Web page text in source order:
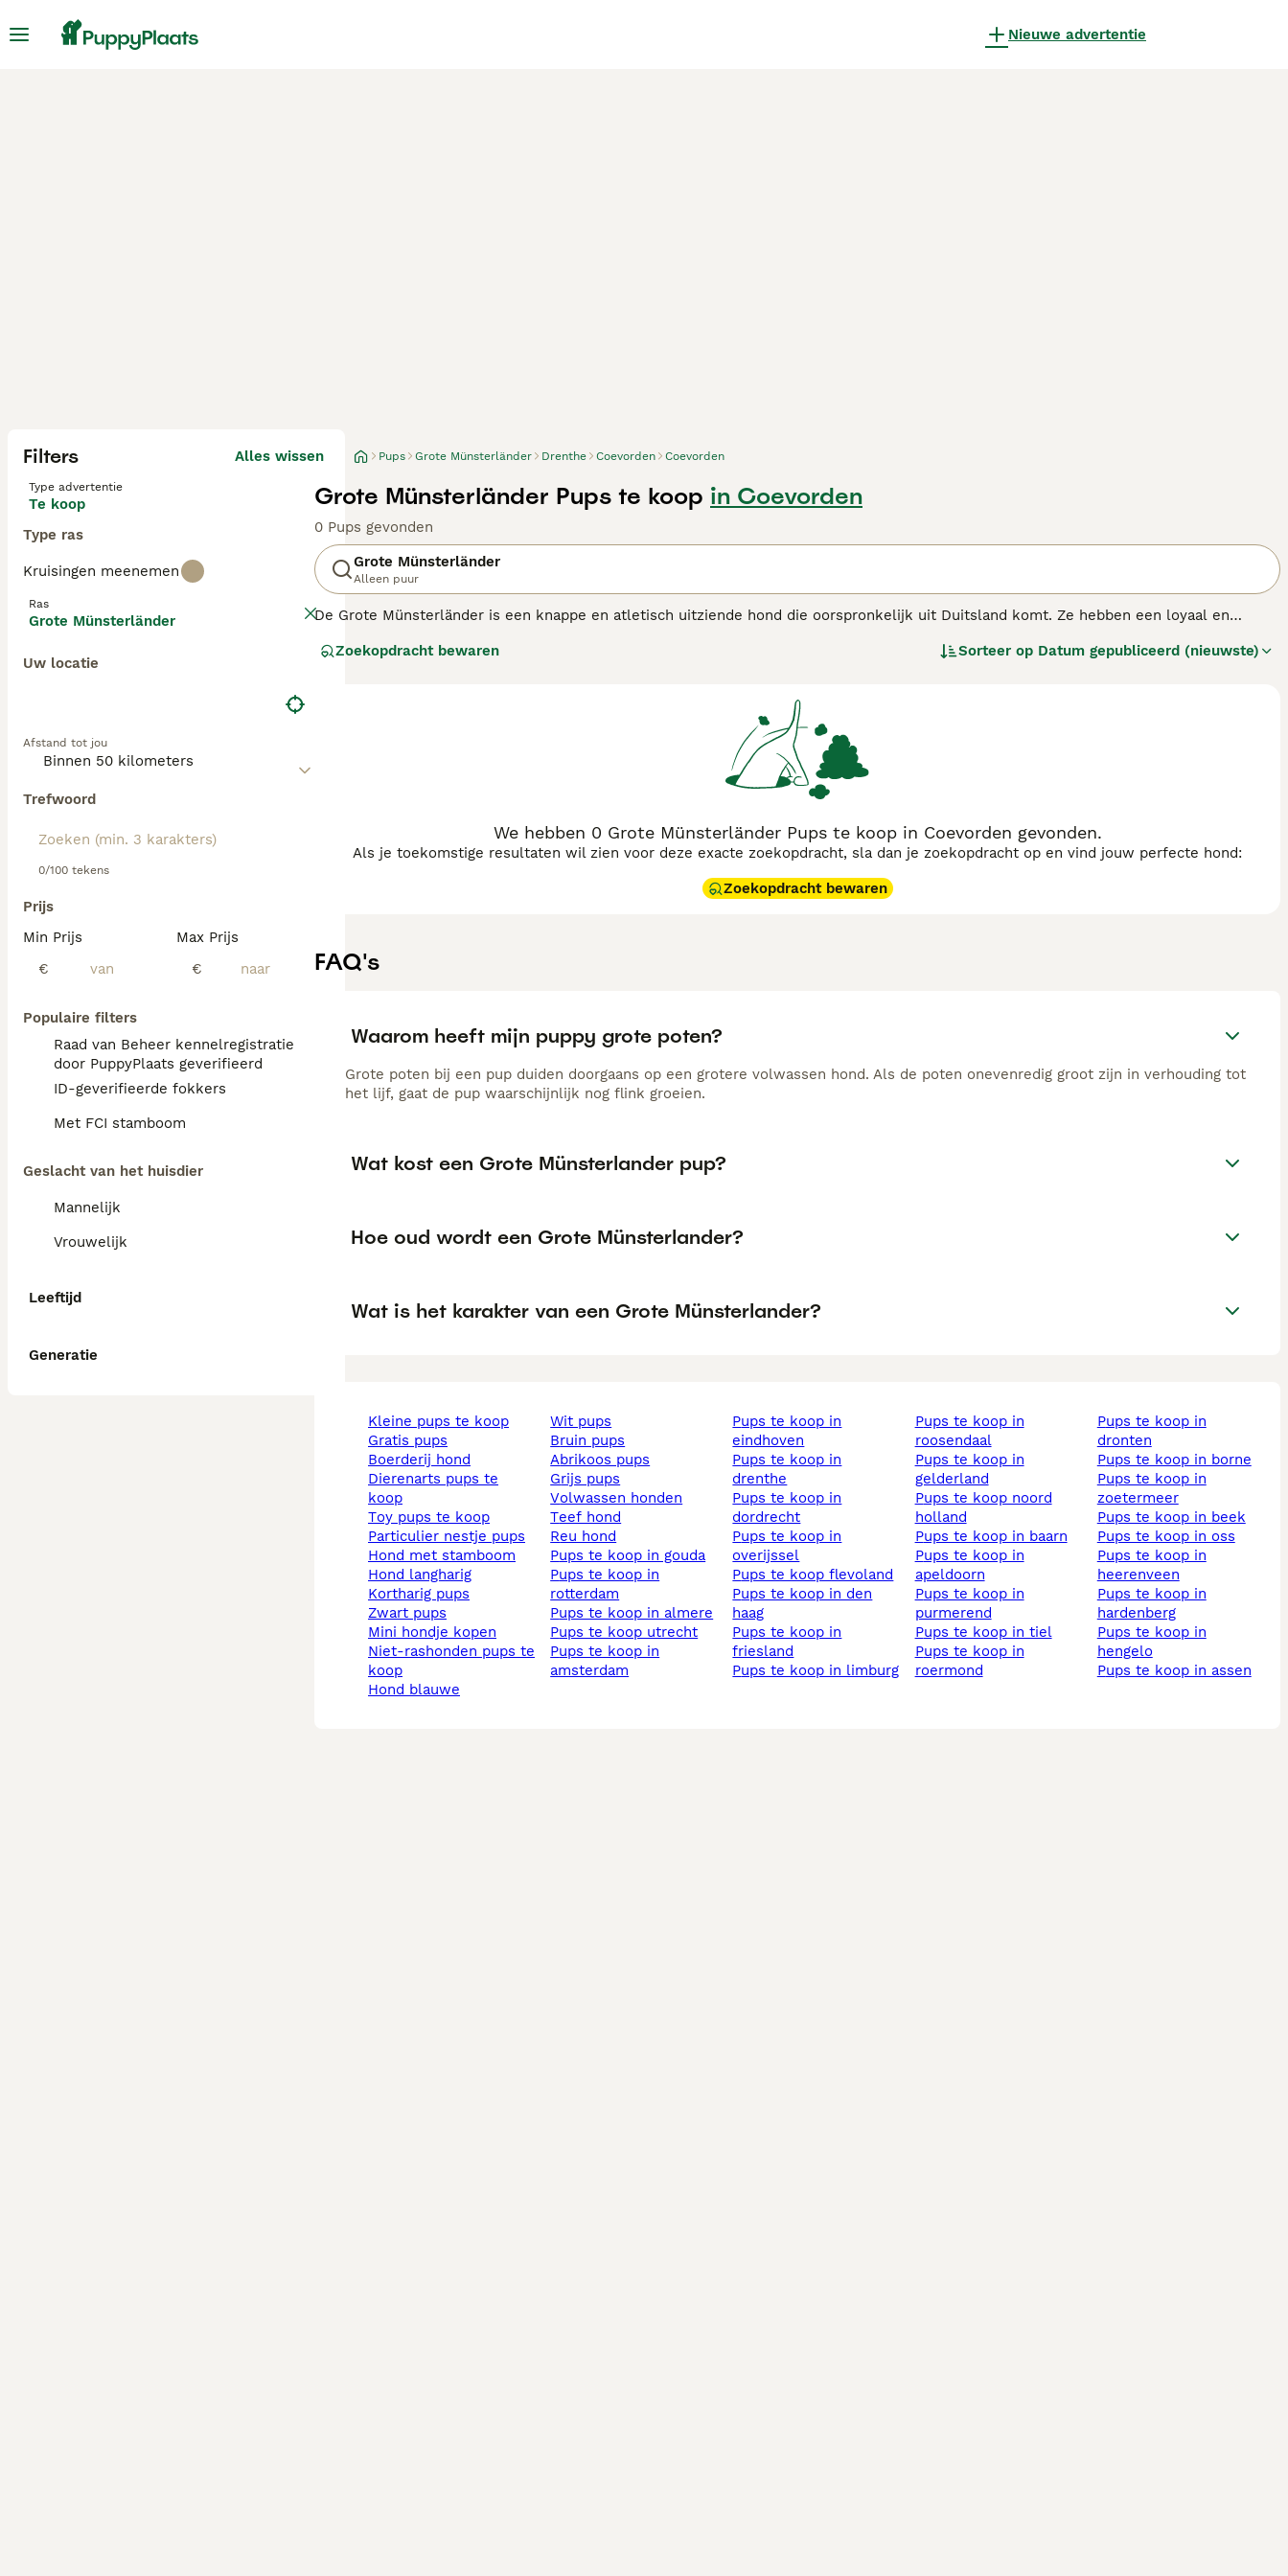
Nieuwe advertentie
Filters Alles wissen
Type advertentie
Te koop
Type ras
Kruisingen meenemen
Ras
Grote Münsterländer
Uw locatie
Afstand tot jou
Trefwoord
0/100 tekens
Prijs
Min Prijs
€
Max Prijs
€
Populaire filters
Raad van Beheer kennelregistratie
door PuppyPlaats geverifieerd
ID-geverifieerde fokkers
Met FCI stamboom
Geslacht van het huisdier
Mannelijk
Vrouwelijk
Leeftijd
Generatie
Pups Grote Münsterländer Drenthe Coevorden Coevorden
Grote Münsterländer Pups te koop in Coevorden
0 Pups gevonden
Grote Münsterländer
Alleen puur
De Grote Münsterländer is een knappe en atletisch uitziende hond die oorspronkelijk uit Duitsland komt. Ze hebben een loyaal en
jagers als jachthonden, maar in hun geboorteland Duitsland worden ze ook zeer gewaardeerd als metgezel en gezinshond
Zoekopdracht bewaren Sorteer op Datum gepubliceerd (nieuwste)
We hebben 0 Grote Münsterländer Pups te koop in Coevorden gevonden.
Als je toekomstige resultaten wil zien voor deze exacte zoekopdracht, sla dan je zoekopdracht op en vind jouw perfecte hond:
Zoekopdracht bewaren
FAQ's
Waarom heeft mijn puppy grote poten?
Grote poten bij een pup duiden doorgaans op een grotere volwassen hond. Als de poten onevenredig groot zijn in verhouding tot
het lijf, gaat de pup waarschijnlijk nog flink groeien.
Wat kost een Grote Münsterlander pup?
Hoe oud wordt een Grote Münsterlander?
Wat is het karakter van een Grote Münsterlander?
kleine pups te koop
gratis pups
boerderij hond
dierenarts pups te
koop
toy pups te koop
particulier nestje pups
hond met stamboom
hond langharig
kortharig pups
zwart pups
mini hondje kopen
niet-rashonden pups te
koop
hond blauwe
wit pups
bruin pups
abrikoos pups
grijs pups
volwassen honden
teef hond
reu hond
pups te koop in gouda
pups te koop in
rotterdam
pups te koop in almere
pups te koop utrecht
pups te koop in
amsterdam
pups te koop in
eindhoven
pups te koop in
drenthe
pups te koop in
dordrecht
pups te koop in
overijssel
pups te koop flevoland
pups te koop in den
haag
pups te koop in
friesland
pups te koop in limburg
pups te koop in
roosendaal
pups te koop in
gelderland
pups te koop noord
holland
pups te koop in baarn
pups te koop in
apeldoorn
pups te koop in
purmerend
pups te koop in tiel
pups te koop in
roermond
pups te koop in
dronten
pups te koop in borne
pups te koop in
zoetermeer
pups te koop in beek
pups te koop in oss
pups te koop in
heerenveen
pups te koop in
hardenberg
pups te koop in
hengelo
pups te koop in assen